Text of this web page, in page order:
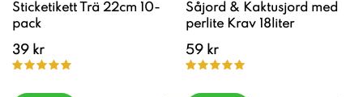
Sticketikett Trä 22cm 10-
pack
39 kr
Såjord & Kaktusjord med
perlite Krav 18liter
59 kr